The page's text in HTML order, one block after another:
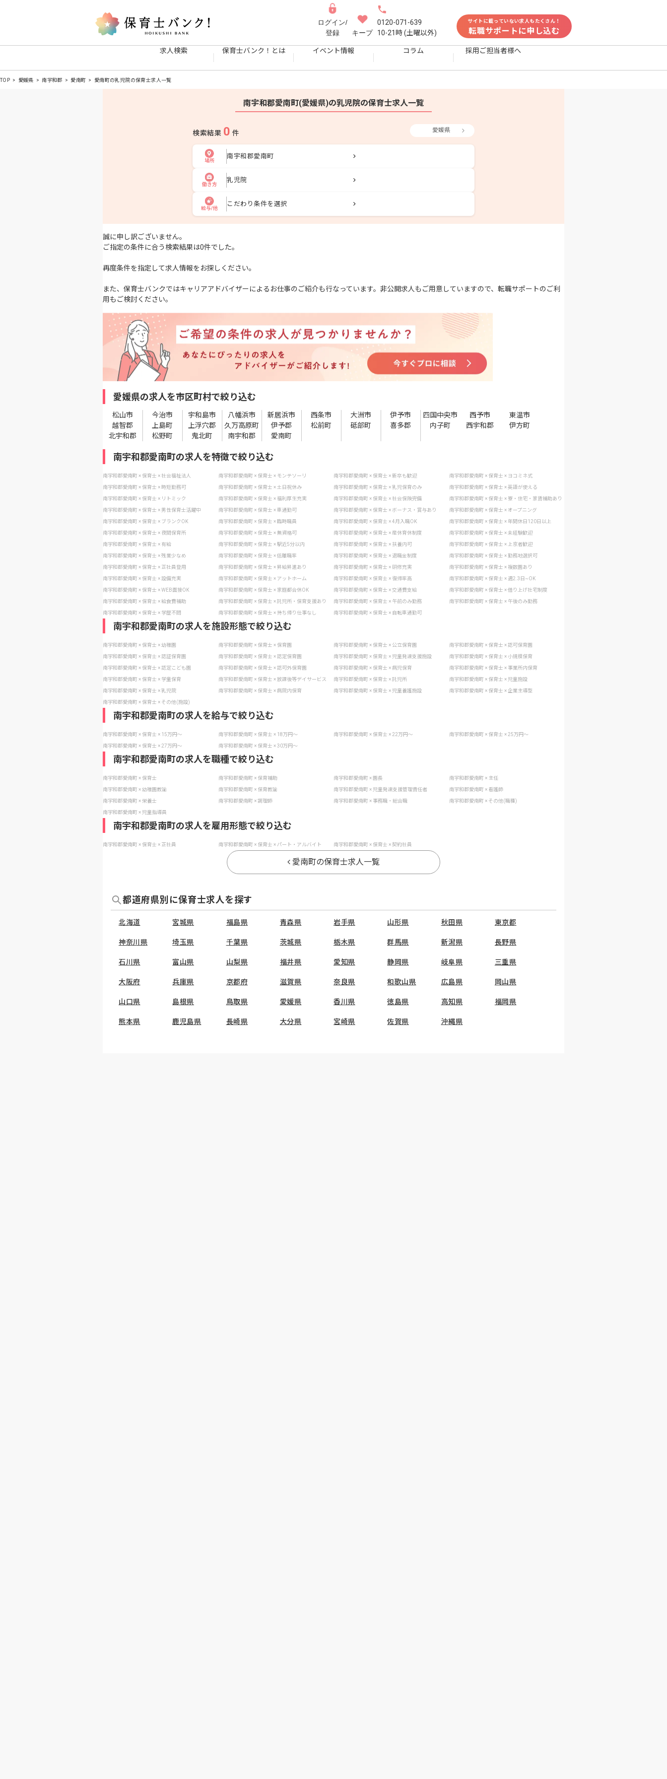
ログイン/
登録
キープ
0120-071-639
10-21時 (土曜以外)
サイトに載っていない求人もたくさん！
転職サポートに申し込む
求人検索 保育士バンク！とは イベント情報 コラム 採用ご担当者様へ
TOP 愛媛県 南宇和郡 愛南町 愛南町の乳児院の保育士求人一覧
南宇和郡愛南町(愛媛県)の乳児院の保育士求人一覧
検索結果 0 件 愛媛県
場所
南宇和郡愛南町
働き方
乳児院
給与/他
こだわり条件を選択
誠に申し訳ございません。
ご指定の条件に合う検索結果は0件でした。
再度条件を指定して求人情報をお探しください。
また、保育士バンクではキャリアアドバイザーによるお仕事のご紹介も行なっています。非公開求人もご用意していますので、転職サポートのご利
用もご検討ください。
愛媛県の求人を市区町村で絞り込む
松山市 今治市 宇和島市 八幡浜市 新居浜市 西条市 大洲市 伊予市 四国中央市 西予市
東温市
越智郡
上島町 上浮穴郡 久万高原町 伊予郡 松前町 砥部町 喜多郡 内子町 西宇和郡
伊方町
北宇和郡
松野町 鬼北町 南宇和郡 愛南町
南宇和郡愛南町の求人を特徴で絞り込む
南宇和郡愛南町 × 保育士 × 社会福祉法人 南宇和郡愛南町 × 保育士 × モンテソーリ 南宇和郡愛南町 × 保育士 × 新卒も歓迎 南宇和郡愛南町 × 保育士 × ヨコミネ式
南宇和郡愛南町 × 保育士 × 時短勤務可 南宇和郡愛南町 × 保育士 × 土日祝休み 南宇和郡愛南町 × 保育士 × 乳児保育のみ 南宇和郡愛南町 × 保育士 × 英語が使える
南宇和郡愛南町 × 保育士 × リトミック 南宇和郡愛南町 × 保育士 × 福利厚生充実 南宇和郡愛南町 × 保育士 × 社会保険完備 南宇和郡愛南町 × 保育士 × 寮・住宅・家賃補助あり
南宇和郡愛南町 × 保育士 × 男性保育士活躍中 南宇和郡愛南町 × 保育士 × 車通勤可 南宇和郡愛南町 × 保育士 × ボーナス・賞与あり 南宇和郡愛南町 × 保育士 × オープニング
南宇和郡愛南町 × 保育士 × ブランクOK 南宇和郡愛南町 × 保育士 × 臨時職員 南宇和郡愛南町 × 保育士 × 4月入職OK 南宇和郡愛南町 × 保育士 × 年間休日120日以上
南宇和郡愛南町 × 保育士 × 夜間保育所 南宇和郡愛南町 × 保育士 × 無資格可 南宇和郡愛南町 × 保育士 × 産休育休制度 南宇和郡愛南町 × 保育士 × 未経験歓迎
南宇和郡愛南町 × 保育士 × 有給 南宇和郡愛南町 × 保育士 × 駅近5分以内 南宇和郡愛南町 × 保育士 × 扶養内可 南宇和郡愛南町 × 保育士 × 上京者歓迎
南宇和郡愛南町 × 保育士 × 残業少なめ 南宇和郡愛南町 × 保育士 × 低離職率 南宇和郡愛南町 × 保育士 × 退職金制度 南宇和郡愛南町 × 保育士 × 勤務地選択可
南宇和郡愛南町 × 保育士 × 正社員登用 南宇和郡愛南町 × 保育士 × 昇給昇進あり 南宇和郡愛南町 × 保育士 × 研修充実 南宇和郡愛南町 × 保育士 × 複数園あり
南宇和郡愛南町 × 保育士 × 設備充実 南宇和郡愛南町 × 保育士 × アットホーム 南宇和郡愛南町 × 保育士 × 復帰率高 南宇和郡愛南町 × 保育士 × 週2.3日~OK
南宇和郡愛南町 × 保育士 × WEB面接OK 南宇和郡愛南町 × 保育士 × 家庭都合休OK 南宇和郡愛南町 × 保育士 × 交通費支給 南宇和郡愛南町 × 保育士 × 借り上げ社宅制度
南宇和郡愛南町 × 保育士 × 給食費補助 南宇和郡愛南町 × 保育士 × 託児所・保育支援あり 南宇和郡愛南町 × 保育士 × 午前のみ勤務 南宇和郡愛南町 × 保育士 × 午後のみ勤務
南宇和郡愛南町 × 保育士 × 学歴不問 南宇和郡愛南町 × 保育士 × 持ち帰り仕事なし 南宇和郡愛南町 × 保育士 × 自転車通勤可
南宇和郡愛南町の求人を施設形態で絞り込む
南宇和郡愛南町 × 保育士 × 幼稚園 南宇和郡愛南町 × 保育士 × 保育園 南宇和郡愛南町 × 保育士 × 公立保育園 南宇和郡愛南町 × 保育士 × 認可保育園
南宇和郡愛南町 × 保育士 × 認証保育園 南宇和郡愛南町 × 保育士 × 認定保育園 南宇和郡愛南町 × 保育士 × 児童発達支援施設 南宇和郡愛南町 × 保育士 × 小規模保育
南宇和郡愛南町 × 保育士 × 認定こども園 南宇和郡愛南町 × 保育士 × 認可外保育園 南宇和郡愛南町 × 保育士 × 病児保育 南宇和郡愛南町 × 保育士 × 事業所内保育
南宇和郡愛南町 × 保育士 × 学童保育 南宇和郡愛南町 × 保育士 × 放課後等デイサービス 南宇和郡愛南町 × 保育士 × 託児所 南宇和郡愛南町 × 保育士 × 児童施設
南宇和郡愛南町 × 保育士 × 乳児院 南宇和郡愛南町 × 保育士 × 病院内保育 南宇和郡愛南町 × 保育士 × 児童養護施設 南宇和郡愛南町 × 保育士 × 企業主導型
南宇和郡愛南町 × 保育士 × その他(施設)
南宇和郡愛南町の求人を給与で絞り込む
南宇和郡愛南町 × 保育士 × 15万円〜 南宇和郡愛南町 × 保育士 × 18万円〜 南宇和郡愛南町 × 保育士 × 22万円〜 南宇和郡愛南町 × 保育士 × 25万円〜
南宇和郡愛南町 × 保育士 × 27万円〜 南宇和郡愛南町 × 保育士 × 30万円〜
南宇和郡愛南町の求人を職種で絞り込む
南宇和郡愛南町 × 保育士 南宇和郡愛南町 × 保育補助 南宇和郡愛南町 × 園長 南宇和郡愛南町 × 主任
南宇和郡愛南町 × 幼稚園教諭 南宇和郡愛南町 × 保育教諭 南宇和郡愛南町 × 児童発達支援管理責任者 南宇和郡愛南町 × 看護師
南宇和郡愛南町 × 栄養士 南宇和郡愛南町 × 調理師 南宇和郡愛南町 × 事務職・総合職 南宇和郡愛南町 × その他(職種)
南宇和郡愛南町 × 児童指導員
南宇和郡愛南町の求人を雇用形態で絞り込む
南宇和郡愛南町 × 保育士 × 正社員 南宇和郡愛南町 × 保育士 × パート・アルバイト 南宇和郡愛南町 × 保育士 × 契約社員
愛南町の保育士求人一覧
都道府県別に保育士求人を探す
北海道 宮城県 福島県 青森県 岩手県 山形県 秋田県 東京都
神奈川県 埼玉県 千葉県 茨城県 栃木県 群馬県 新潟県 長野県
石川県 富山県 山梨県 福井県 愛知県 静岡県 岐阜県 三重県
大阪府 兵庫県 京都府 滋賀県 奈良県 和歌山県 広島県 岡山県
山口県 島根県 鳥取県 愛媛県 香川県 徳島県 高知県 福岡県
熊本県 鹿児島県 長崎県 大分県 宮崎県 佐賀県 沖縄県